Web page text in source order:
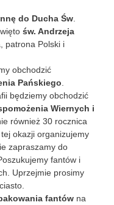
do Ducha Św.
św. Andrzeja
patrona Polski i
obchodzić
Pańskiego.
będziemy obchodzić
Wiernych i
również 30 rocznica
okazji organizujemy
zapraszamy do
fantów i
Uprzejmie prosimy
fantów na